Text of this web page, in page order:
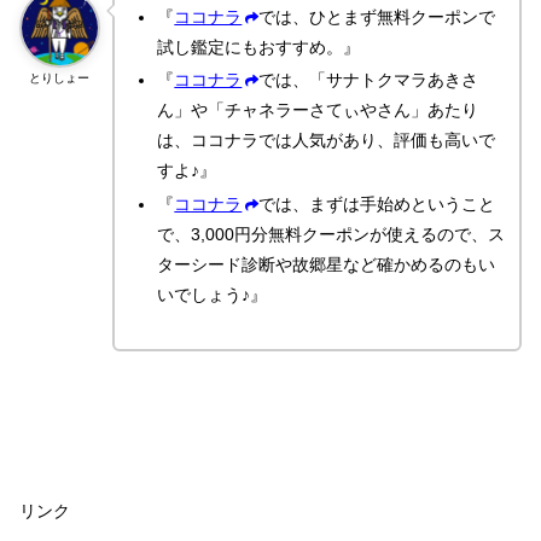
とりしょー
『ココナラ
では、ひとまず無料クーポンで
試し鑑定にもおすすめ。』
『ココナラ
では、「サナトクマラあきさ
ん」や「チャネラーさてぃやさん」あたり
は、ココナラでは人気があり、評価も高いで
すよ♪』
『ココナラ
では、まずは手始めということ
で、3,000円分無料クーポンが使えるので、ス
ターシード診断や故郷星など確かめるのもい
いでしょう♪』
リンク